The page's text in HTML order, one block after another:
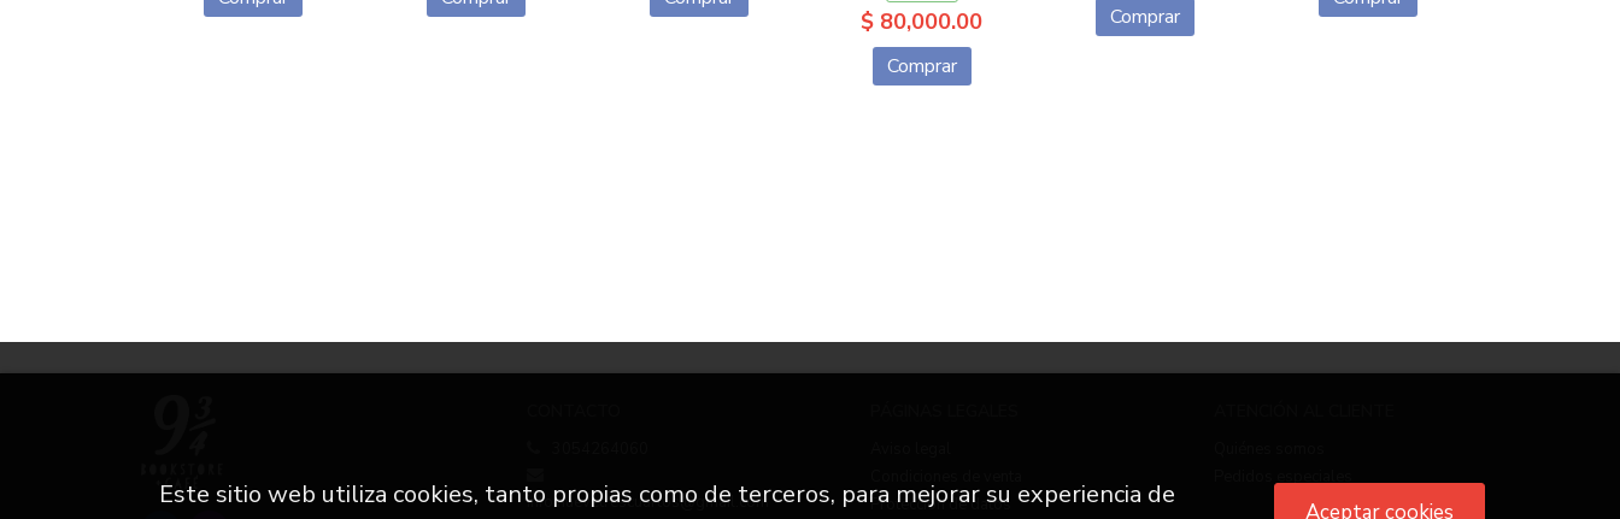
$ 80,000.00
Comprar
Comprar
info.nuevetrescuartos@gmail.com
Protección de datos
Este sitio web utiliza cookies, tanto propias como de terceros, para mejorar su experiencia de
Aceptar cookies